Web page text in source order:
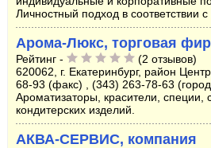
Личностный подход в соответствии
Арома-Люкс, торговая
Рейтинг -
(2 отзывов)
620062, г. Екатеринбург, район
68-93 (факс) , (343) 263-78-63
Ароматизаторы, красители, специи,
кондитерских изделий.
АКВА-СЕРВИС, компания